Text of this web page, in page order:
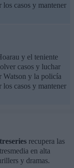
casos y mantener
y el teniente
casos y luchar
Watson y la policía
casos y mantener
recupera las
en alta
y dramas.